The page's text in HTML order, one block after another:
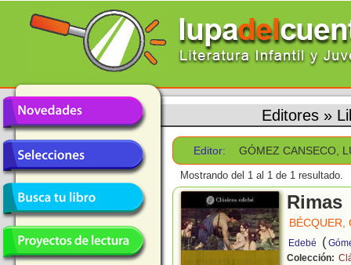
Editores »
Editor: GÓMEZ CANSECO,
Mostrando del 1 al 1 de 1 resultado.
Rimas
BÉCQUER,
Edebé (
Colección: